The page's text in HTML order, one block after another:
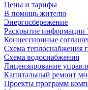
Цены и тарифы
В помощь жителю
Энергосбережение
Раскрытие
Концессионные
Схема теплоснабжения
Схема водоснабжения
Лицензирование
Капитальный ремонт
Проекты программ